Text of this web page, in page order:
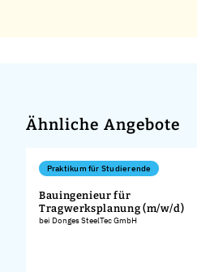
Ähnliche Angebote
Praktikum für Studierende
Bauingenieur für
Tragwerksplanung (m/w/d)
bei Donges SteelTec GmbH